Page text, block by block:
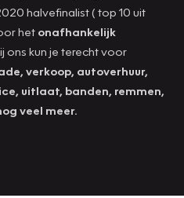
halvefinalist ( top 10 uit
het onafhankelijk
ons kun je terecht voor
verkoop, autoverhuur,
uitlaat, banden, remmen,
veel meer.